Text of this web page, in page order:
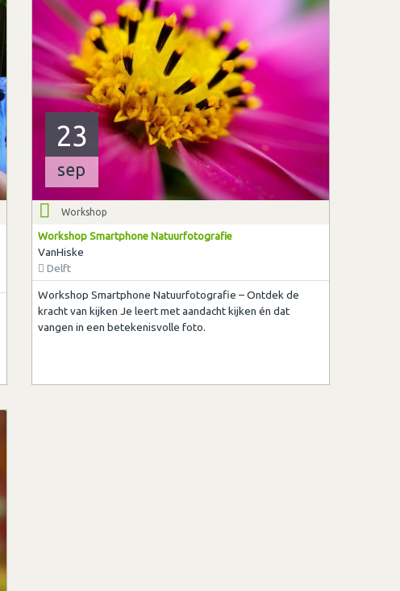
23
sep
Workshop
Workshop Smartphone Natuurfotografie
VanHiske
Delft
Workshop Smartphone Natuurfotografie – Ontdek de
kracht van kijken Je leert met aandacht kijken én dat
vangen in een betekenisvolle foto.